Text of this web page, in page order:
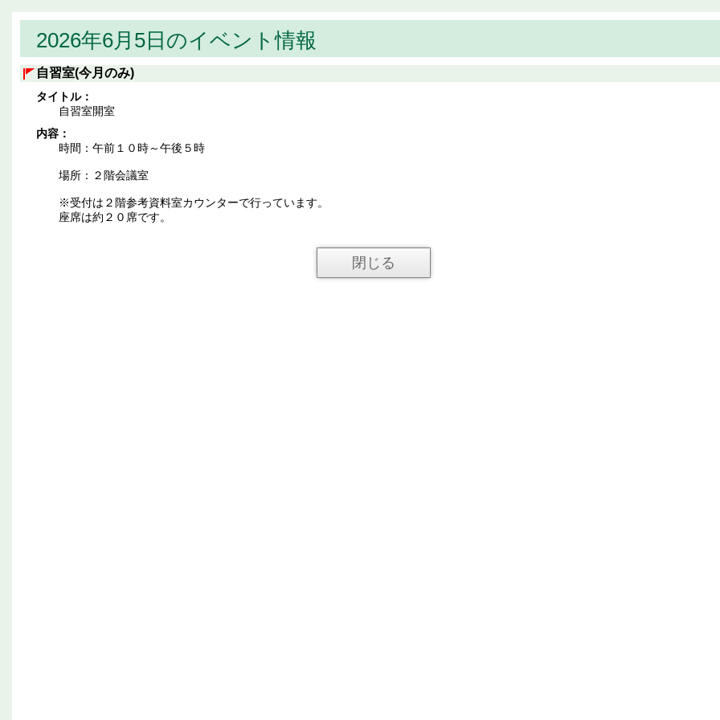
2026年6月5日のイベント情報
自習室(今月のみ)
タイトル：
自習室開室
内容：
時間：午前１０時～午後５時
場所：２階会議室
※受付は２階参考資料室カウンターで行っています。
座席は約２０席です。